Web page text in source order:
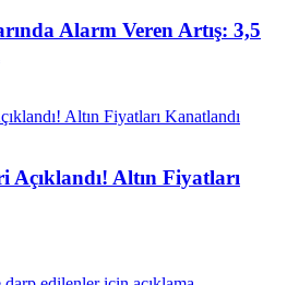
Alarm Veren Artış: 3,5
Altın Fiyatları